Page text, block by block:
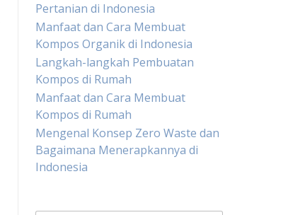
Pertanian di Indonesia
Manfaat dan Cara Membuat
Kompos Organik di Indonesia
Langkah-langkah Pembuatan
Kompos di Rumah
Manfaat dan Cara Membuat
Kompos di Rumah
Mengenal Konsep Zero Waste dan
Bagaimana Menerapkannya di
Indonesia